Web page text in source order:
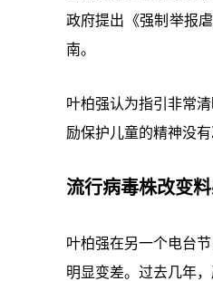
政府提出《强制举报
南。
叶柏强认为指引非常
励保护儿童的精神没
流行病毒株改变
叶柏强在另一个电台
明显变差。过去几年